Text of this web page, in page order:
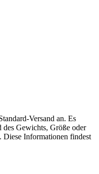
Versand an. Es
Gewichts, Größe oder
Diese Informationen findest